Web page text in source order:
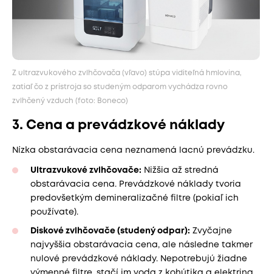
Z ultrazvukového zvlhčovača (vľavo) stúpa viditeľná hmlovina,
zatiaľ čo z prístroja so studeným odparom vychádza rovno
zvlhčený vzduch (foto: Boneco)
3. Cena a prevádzkové náklady
Nízka obstarávacia cena neznamená lacnú prevádzku.
Ultrazvukové zvlhčovače: Nižšia až stredná
obstarávacia cena. Prevádzkové náklady tvoria
predovšetkým demineralizačné filtre (pokiaľ ich
používate).
Diskové zvlhčovače (studený odpar): Zvyčajne
najvyššia obstarávacia cena, ale následne takmer
nulové prevádzkové náklady. Nepotrebujú žiadne
výmenné filtre, stačí im voda z kohútika a elektrina